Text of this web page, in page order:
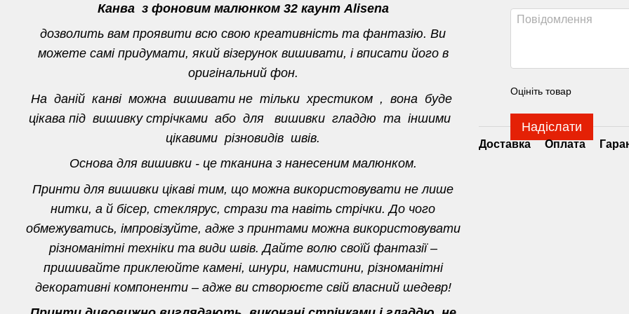
Канва з фоновим малюнком 32 каунт Alisena
дозволить вам проявити всю свою креативність та фантазію. Ви
можете самі придумати, який візерунок вишивати, і вписати його в
оригінальний фон.
На даній канві можна вишивати не тільки хрестиком , вона буде
цікава під вишивку стрічками або для вишивки гладдю та іншими
цікавими різновидів швів.
Основа для вишивки - це тканина з нанесеним малюнком.
Принти для вишивки цікаві тим, що можна використовувати не лише
нитки, а й бісер, стеклярус, стрази та навіть стрічки. До чого
обмежуватись, імпровізуйте, адже з принтами можна використовувати
різноманітні техніки та види швів. Дайте волю своїй фантазії –
пришивайте приклеюйте камені, шнури, намистини, різноманітні
декоративні компоненти – адже ви створюєте свій власний шедевр!
Оцініть товар
Надіслати
Доставка Оплата